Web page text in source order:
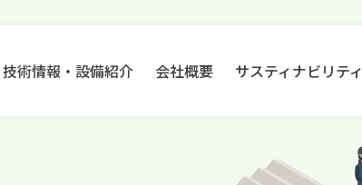
技術情報・設備紹介 会社概要 サスティナビリティ